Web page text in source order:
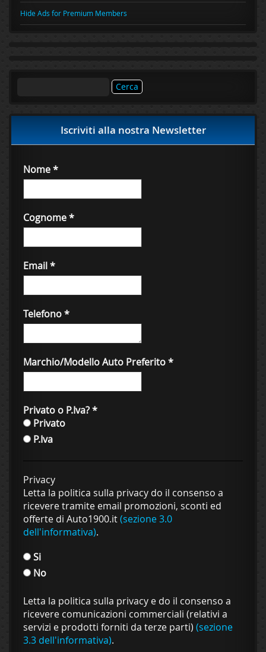
Hide Ads for Premium Members
Iscriviti alla nostra Newsletter
Nome*
Cognome*
Email*
Telefono*
Marchio/Modello Auto Preferito*
Privato o P.Iva?*
Privato
P.Iva
Privacy
Letta la politica sulla privacy do il consenso a
ricevere tramite email promozioni, sconti ed
offerte di Auto1900.it(sezione 3.0
dell'informativa).
Si
No
Letta la politica sulla privacy e do il consenso a
ricevere comunicazioni commerciali (relativi a
servizi e prodotti forniti da terze parti) (sezione
3.3 dell'informativa).